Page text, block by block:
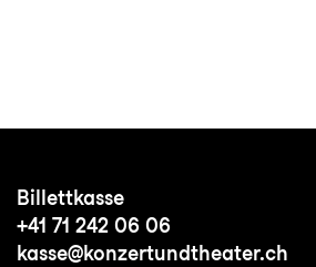
Billettkasse
+41 71 242 06 06
kasse@konzertundtheater.ch